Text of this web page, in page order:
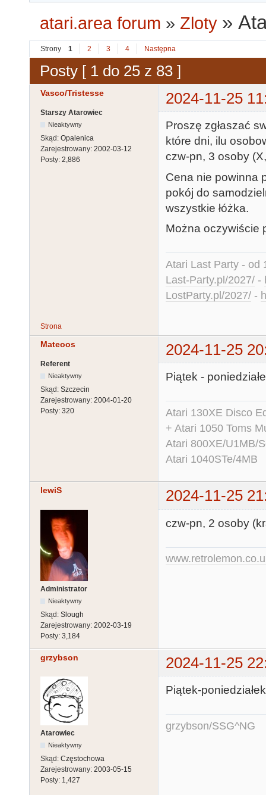
atari.area forum » Zloty »
Strony 1 2 3 4 Następna
Posty [ 1 do 25 z 83 ]
Vasco/Tristesse 2024-11-25
Starszy Atarowiec
Nieaktywny
Skąd: Opalenica
Zarejestrowany: 2002-03-12
Posty: 2,886
Proszę zgłaszać
które dni, ilu
czw-pn, 3 osoby
Cena nie powinna
pokój do
wszystkie łóżka.
Można oczywiście
Atari Last Party - od
Last-Party.pl/2027/ -
LostParty.pl/2027/ -
Strona
Mateoos 2024-11-25
Referent
Nieaktywny
Skąd: Szczecin
Zarejestrowany: 2004-01-20
Posty: 320
Piątek -
Atari 130XE Disco
+ Atari 1050 Toms
Atari 800XE/U1MB/
Atari 1040STe/4MB
lewiS 2024-11-25
Administrator
Nieaktywny
Skąd: Slough
Zarejestrowany: 2002-03-19
Posty: 3,184
czw-pn, 2 osoby
grzybson 2024-11-25
Atarowiec
Nieaktywny
Skąd: Częstochowa
Zarejestrowany: 2003-05-15
Posty: 1,427
Piątek-
grzybson/SSG^NG